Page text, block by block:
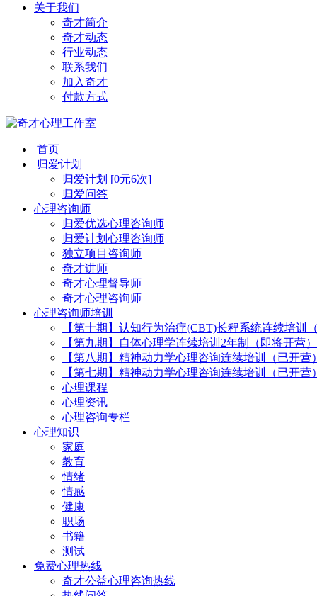
关于我们
奇才简介
奇才动态
行业动态
联系我们
加入奇才
付款方式
首页
归爱计划
归爱计划 [0元6次]
归爱问答
心理咨询师
归爱优选心理咨询师
归爱计划心理咨询师
独立项目咨询师
奇才讲师
奇才心理督导师
奇才心理咨询师
心理咨询师培训
【第十期】认知行为治疗(CBT)长程系统连续培训
【第九期】自体心理学连续培训2年制（即将开营）
【第八期】精神动力学心理咨询连续培训（已开营）
【第七期】精神动力学心理咨询连续培训（已开营）
心理课程
心理资讯
心理咨询专栏
心理知识
家庭
教育
情绪
情感
健康
职场
书籍
测试
免费心理热线
奇才公益心理咨询热线